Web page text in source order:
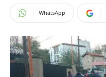
WhatsApp